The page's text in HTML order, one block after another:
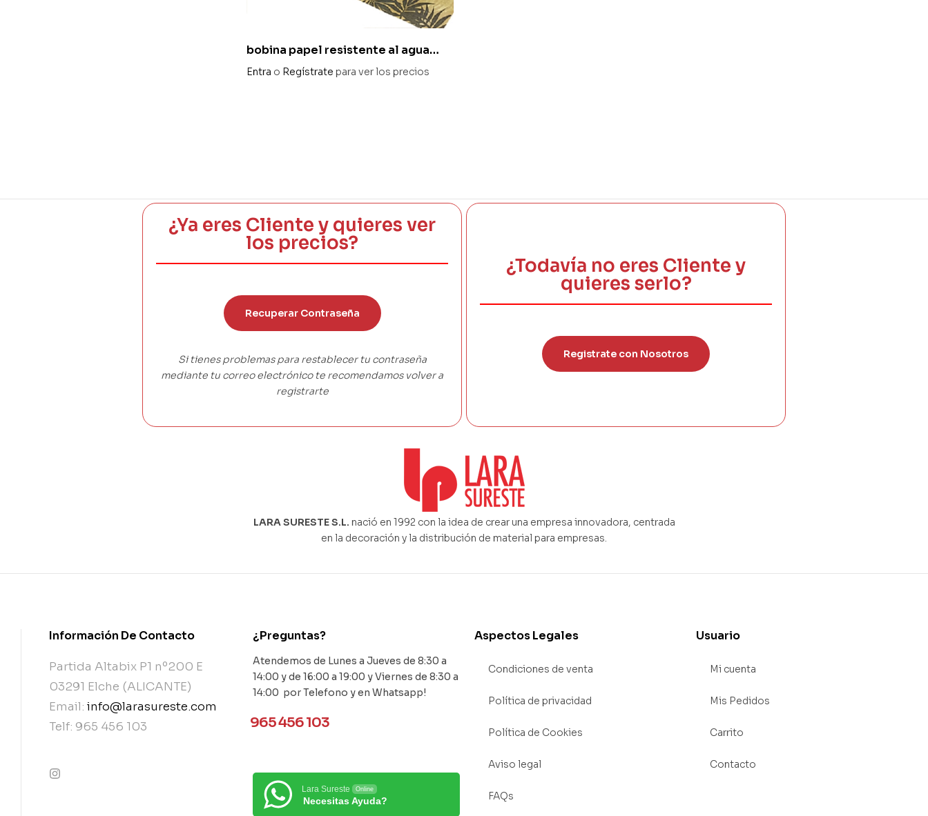
bobina papel resistente al agua
«helechos» 70 x 50 m
Entra o Regístrate para ver los precios
¿Ya eres Cliente y quieres ver
los precios?
Recuperar Contraseña
Si tienes problemas para restablecer tu contraseña
mediante tu correo electrónico te recomendamos volver a
registrarte
¿Todavía no eres Cliente y
quieres serlo?
Registrate con Nosotros
LARA SURESTE S.L. nació en 1992 con la idea de crear una empresa innovadora, centrada
en la decoración y la distribución de material para empresas.
Información De Contacto
Partida Altabix P1 nº200 E
03291 Elche (ALICANTE)
Email: info@larasureste.com
Telf: 965 456 103
¿Preguntas?
Atendemos de Lunes a Jueves de 8:30 a
14:00 y de 16:00 a 19:00 y Viernes de 8:30 a
14:00 por Telefono y en Whatsapp!
965 456 103
Lara Sureste Online
Necesitas Ayuda?
Aspectos Legales
Condiciones de venta
Política de privacidad
Política de Cookies
Aviso legal
FAQs
Usuario
Mi cuenta
Mis Pedidos
Carrito
Contacto